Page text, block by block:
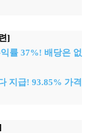
]
률 37%! 배당은 없
지급! 93.85% 가격